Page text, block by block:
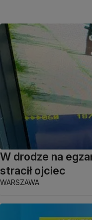
W drodze na
stracił ojciec
WARSZAWA